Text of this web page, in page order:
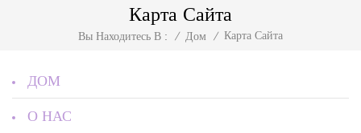
Карта Сайта
Вы Находитесь В : / Дом / Карта Сайта
ДОМ
О НАС